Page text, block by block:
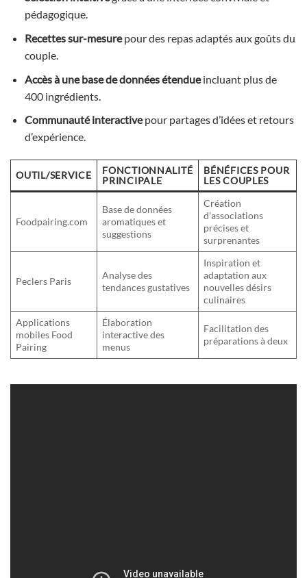
pédagogique.
Recettes sur-mesurepour des repas adaptés aux goûts du
couple.
Accès à une base de données étendueincluant plus de
400 ingrédients.
Communauté interactivepour partages d’idées et retours
d’expérience.
OUTIL/SERVICE
FONCTIONNALITÉ
PRINCIPALE
BÉNÉFICES POUR
LES COUPLES
Foodpairing.com
Base de données
aromatiques et
suggestions
Création
d’associations
précises et
surprenantes
Peclers Paris
Analyse des
tendances gustatives
Inspiration et
adaptation aux
nouvelles désirs
culinaires
Applications
mobiles Food
Pairing
Élaboration
interactive des
menus
Facilitation des
préparations à deux